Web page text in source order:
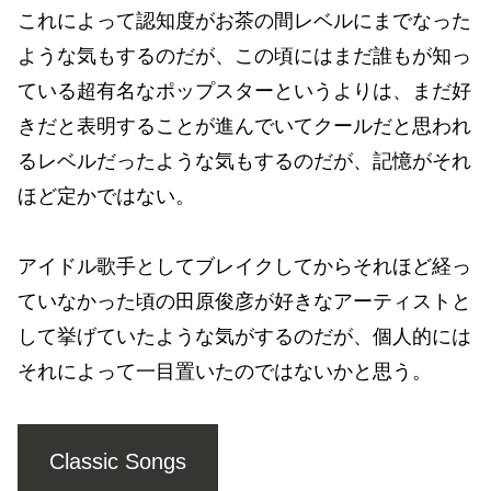
これによって認知度がお茶の間レベルにまでなった
ような気もするのだが、この頃にはまだ誰もが知っ
ている超有名なポップスターというよりは、まだ好
きだと表明することが進んでいてクールだと思われ
るレベルだったような気もするのだが、記憶がそれ
ほど定かではない。
アイドル歌手としてブレイクしてからそれほど経っ
ていなかった頃の田原俊彦が好きなアーティストと
して挙げていたような気がするのだが、個人的には
それによって一目置いたのではないかと思う。
Classic Songs